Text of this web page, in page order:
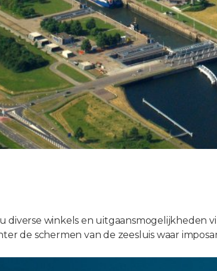
winkels en uitgaansmogelijkheden
de schermen van de zeesluis waar